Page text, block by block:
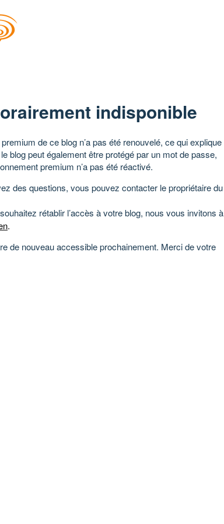
indisponible
de ce blog n’a pas été renouvelé, ce qui explique
blog peut également être protégé par un mot de passe,
premium n’a pas été réactivé.
des questions, vous pouvez contacter le propriétaire du
rétablir l’accès à votre blog, nous vous invitons à
.
de nouveau accessible prochainement. Merci de votre